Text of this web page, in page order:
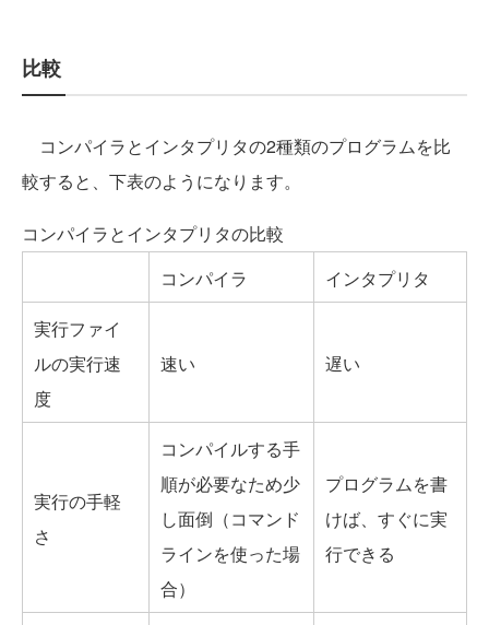
比較
コンパイラとインタプリタの2種類のプログラムを比
較すると、下表のようになります。
コンパイラとインタプリタの比較
コンパイラ
インタプリタ
実行ファイ
ルの実行速
度
速い 遅い
実行の手軽
さ
コンパイルする手
順が必要なため少
し面倒（コマンド
ラインを使った場
合）
プログラムを書
けば、すぐに実
行できる